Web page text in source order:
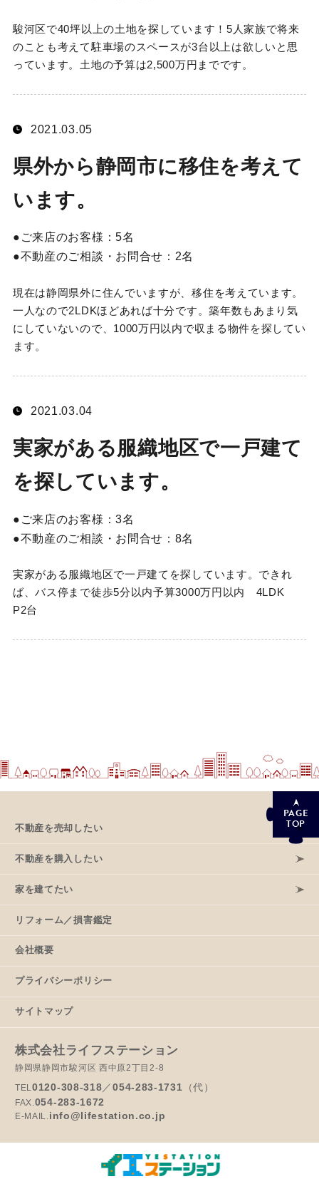
駿河区で40坪以上の土地を探しています！5人家族で将来
のことも考えて駐車場のスペースが3台以上は欲しいと思
っています。土地の予算は2,500万円までです。
2021.03.05
県外から静岡市に移住を考えて
います。
ご来店のお客様：5名
不動産のご相談・お問合せ： 2名
現在は静岡県外に住んでいますが、移住を考えています。
一人なので2LDKほどあれば十分です。築年数もあまり気
にしていないので、1000万円以内で収まる物件を探してい
ます。
2021.03.04
実家がある服織地区で一戸建て
を探しています。
ご来店のお客様：3名
不動産のご相談・お問合せ： 8名
実家がある服織地区で一戸建てを探しています。できれ
ば、バス停まで徒歩5分以内予算3000万円以内 4LDK
P2台
PAGE
TOP
不動産を売却したい
不動産を購入したい
家を建てたい
リフォーム／損害鑑定
会社概要
プライバシーポリシー
サイトマップ
株式会社ライフステーション
静岡県静岡市駿河区 西中原2丁目2-8
TEL0120-308-318／054-283-1731 （代）
FAX.054-283-1672
E-MAIL.info@lifestation.co.jp